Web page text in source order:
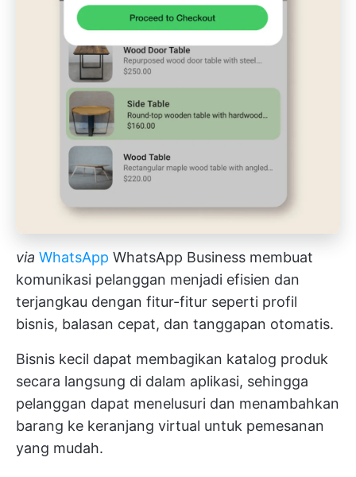
via WhatsApp WhatsApp Business membuat
komunikasi pelanggan menjadi efisien dan
terjangkau dengan fitur-fitur seperti profil
bisnis, balasan cepat, dan tanggapan otomatis.
Bisnis kecil dapat membagikan katalog produk
secara langsung di dalam aplikasi, sehingga
pelanggan dapat menelusuri dan menambahkan
barang ke keranjang virtual untuk pemesanan
yang mudah.